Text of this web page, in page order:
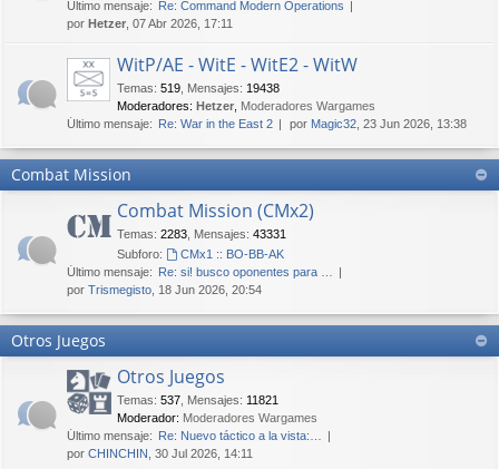
Último mensaje: Re: Command Modern Operations
por Hetzer , 07 Abr 2026, 17:11
WitP/AE - WitE - WitE2 - WitW
Temas: 519 Mensajes: 19438
Moderadores: Hetzer Moderadores Wargames
Último mensaje: Re: War in the East 2 por Magic32 , 23 Jun 2026, 13:38
Combat Mission
Combat Mission (CMx2)
Temas: 2283 Mensajes: 43331
Subforo:
CMx1 :: BO-BB-AK
Último mensaje: Re: si! busco oponentes para …
por Trismegisto , 18 Jun 2026, 20:54
Otros Juegos
Otros Juegos
Temas: 537 Mensajes: 11821
Moderador: Moderadores Wargames
Último mensaje: Re: Nuevo táctico a la vista:…
por CHINCHIN , 30 Jul 2026, 14:11